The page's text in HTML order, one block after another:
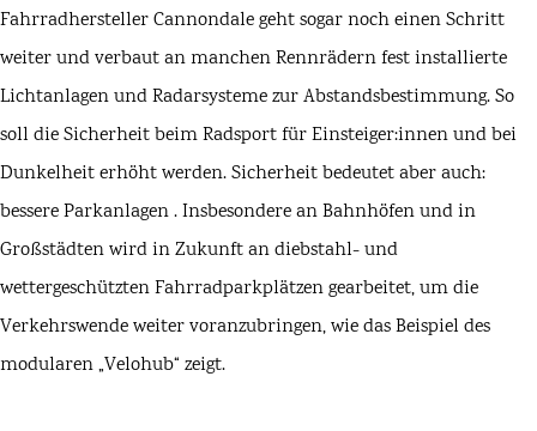
FahrradherstellerCannondalegeht sogar noch einen Schritt
weiter und verbaut an manchenRennrädernfest installierte
Lichtanlagen und Radarsysteme zur Abstandsbestimmung. So
soll die Sicherheit beim Radsport für Einsteiger:innen und bei
Dunkelheit erhöht werden. Sicherheit bedeutet aber auch:
bessere Parkanlagen. Insbesondere an Bahnhöfen und in
Großstädten wird in Zukunft an diebstahl- und
wettergeschützten Fahrradparkplätzen gearbeitet, um die
Verkehrswende weiter voranzubringen, wie das Beispiel des
modularen „Velohub“ zeigt.